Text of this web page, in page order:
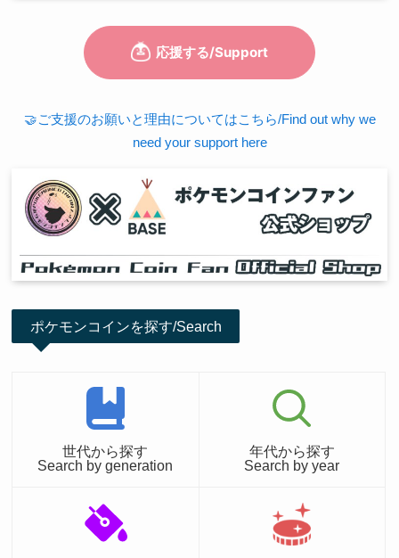
🤝ご支援のお願いと理由についてはこちら/Find out why we
need your support here
ポケモンコインを探す/Search
世代から探す
Search by generation
年代から探す
Search by year